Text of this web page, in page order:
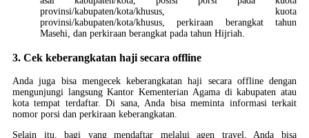
provinsi/kabupaten/kota/khusus, kuota
provinsi/kabupaten/kota/khusus, perkiraan berangkat tahun
Masehi, dan perkiraan berangkat pada tahun Hijriah.
3. Cek keberangkatan haji secara offline
Anda juga bisa mengecek keberangkatan haji secara offline dengan
mengunjungi langsung Kantor Kementerian Agama di kabupaten atau
kota tempat terdaftar. Di sana, Anda bisa meminta informasi terkait
nomor porsi dan perkiraan keberangkatan.
Selain itu, bagi yang mendaftar melalui agen travel, Anda bisa